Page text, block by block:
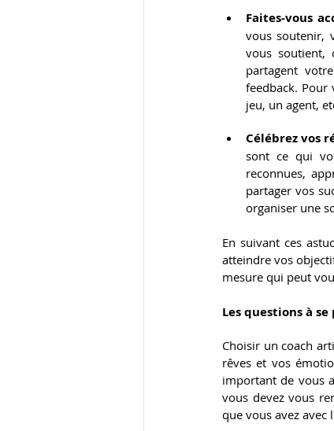
Faites-vous
vous soutenir,
vous soutient,
partagent
feedback.
jeu, un agent,
Célébrez vos
sont ce qui
reconnues,
partager vos
organiser une
En suivant ces
atteindre vos
mesure qui peut
Les questions à se
Choisir un coach
rêves et vos
important de vous
vous devez vous
que vous avez